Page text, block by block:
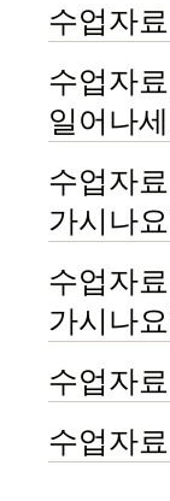
수업자
수업자
일어나
수업자
가시나
수업자
가시나
수업자
수업자